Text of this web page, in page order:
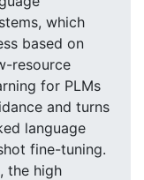
which
based on
resource
for PLMs
and turns
language
fine-tuning.
the high